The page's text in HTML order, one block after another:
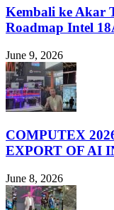
Kembali ke Akar
Roadmap Intel
June 9, 2026
COMPUTEX
EXPORT OF AI
June 8, 2026